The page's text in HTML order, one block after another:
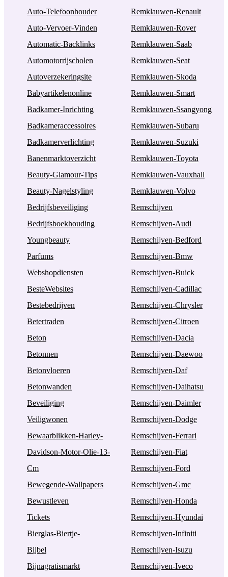
Auto-Telefoonhouder
Auto-Vervoer-Vinden
Automatic-Backlinks
Automotorrijscholen
Autoverzekeringsite
Babyartikelenonline
Badkamer-Inrichting
Badkameraccessoires
Badkamerverlichting
Banenmarktoverzicht
Beauty-Glamour-Tips
Beauty-Nagelstyling
Bedrijfsbeveiliging
Bedrijfsboekhouding
Youngbeauty
Parfums
Webshopdiensten
BesteWebsites
Bestebedrijven
Betertraden
Beton
Betonnen
Betonvloeren
Betonwanden
Beveiliging
Veiligwonen
Bewaarblikken-Harley-
Davidson-Motor-Olie-13-
Cm
Bewegende-Wallpapers
Bewustleven
Tickets
Bierglas-Biertje-
Bijbel
Bijnagratismarkt
Remklauwen-Renault
Remklauwen-Rover
Remklauwen-Saab
Remklauwen-Seat
Remklauwen-Skoda
Remklauwen-Smart
Remklauwen-Ssangyong
Remklauwen-Subaru
Remklauwen-Suzuki
Remklauwen-Toyota
Remklauwen-Vauxhall
Remklauwen-Volvo
Remschijven
Remschijven-Audi
Remschijven-Bedford
Remschijven-Bmw
Remschijven-Buick
Remschijven-Cadillac
Remschijven-Chrysler
Remschijven-Citroen
Remschijven-Dacia
Remschijven-Daewoo
Remschijven-Daf
Remschijven-Daihatsu
Remschijven-Daimler
Remschijven-Dodge
Remschijven-Ferrari
Remschijven-Fiat
Remschijven-Ford
Remschijven-Gmc
Remschijven-Honda
Remschijven-Hyundai
Remschijven-Infiniti
Remschijven-Isuzu
Remschijven-Iveco